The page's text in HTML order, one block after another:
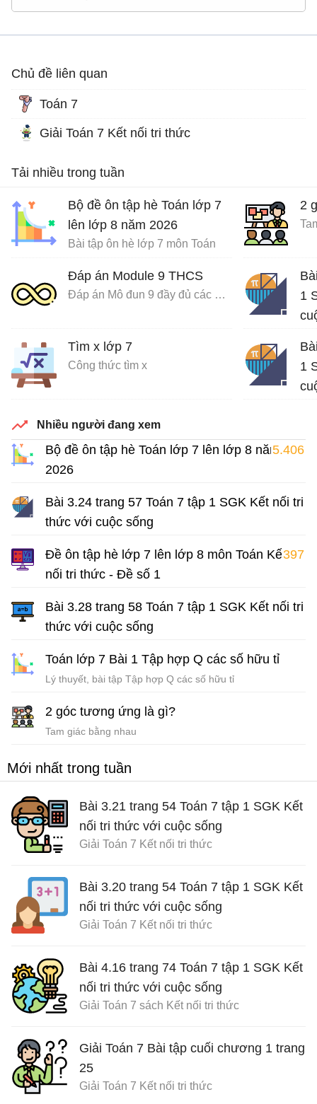
Chủ đề liên quan
Toán 7
Giải Toán 7 Kết nối tri thức
Tải nhiều trong tuần
Bộ đề ôn tập hè Toán lớp 7
lên lớp 8 năm 2026
Bài tập ôn hè lớp 7 môn Toán
Đáp án Module 9 THCS
Đáp án Mô đun 9 đầy đủ các môn
Tìm x lớp 7
Công thức tìm x
2
1
1
Nhiều người đang xem
Bộ đề ôn tập hè Toán lớp 7 lên lớp 8 năm
2026
5.406
Bài 3.24 trang 57 Toán 7 tập 1 SGK Kết nối tri
thức với cuộc sống
Đề ôn tập hè lớp 7 lên lớp 8 môn Toán Kết
nối tri thức - Đề số 1
397
Bài 3.28 trang 58 Toán 7 tập 1 SGK Kết nối tri
thức với cuộc sống
Toán lớp 7 Bài 1 Tập hợp Q các số hữu tỉ
Lý thuyết, bài tập Tập hợp Q các số hữu tỉ
2 góc tương ứng là gì?
Tam giác bằng nhau
Mới nhất trong tuần
Bài 3.21 trang 54 Toán 7 tập 1 SGK Kết
nối tri thức với cuộc sống
Giải Toán 7 Kết nối tri thức
Bài 3.20 trang 54 Toán 7 tập 1 SGK Kết
nối tri thức với cuộc sống
Giải Toán 7 Kết nối tri thức
Bài 4.16 trang 74 Toán 7 tập 1 SGK Kết
nối tri thức với cuộc sống
Giải Toán 7 sách Kết nối tri thức
Giải Toán 7 Bài tập cuối chương 1 trang
25
Giải Toán 7 Kết nối tri thức